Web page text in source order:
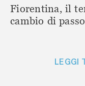
Fiorentina, il
cambio di passo
LEGGI